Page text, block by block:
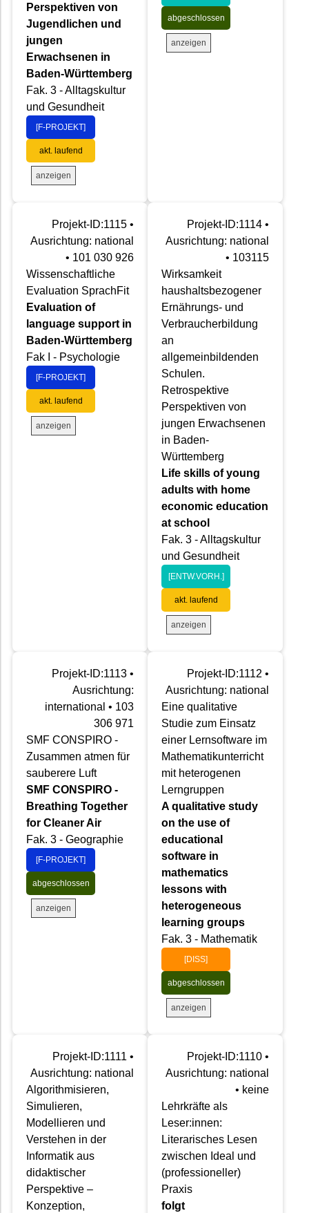
Perspektiven von
Jugendlichen und
jungen
Erwachsenen in
Baden-Württemberg
Fak. 3 - Alltagskultur
und Gesundheit
[F-PROJEKT]
akt. laufend
anzeigen
abgeschlossen
anzeigen
Projekt-ID:1115 •
Ausrichtung: national
• 101 030 926
Wissenschaftliche
Evaluation SprachFit
Evaluation of
language support in
Baden-Württemberg
Fak I - Psychologie
[F-PROJEKT]
akt. laufend
anzeigen
Projekt-ID:1114 •
Ausrichtung: national
• 103115
Wirksamkeit
haushaltsbezogener
Ernährungs- und
Verbraucherbildung
an
allgemeinbildenden
Schulen.
Retrospektive
Perspektiven von
jungen Erwachsenen
in Baden-
Württemberg
Life skills of young
adults with home
economic education
at school
Fak. 3 - Alltagskultur
und Gesundheit
[ENTW.VORH.]
akt. laufend
anzeigen
Projekt-ID:1113 •
Ausrichtung:
international • 103
306 971
SMF CONSPIRO -
Zusammen atmen für
sauberere Luft
SMF CONSPIRO -
Breathing Together
for Cleaner Air
Fak. 3 - Geographie
[F-PROJEKT]
abgeschlossen
anzeigen
Projekt-ID:1112 •
Ausrichtung: national
Eine qualitative
Studie zum Einsatz
einer Lernsoftware im
Mathematikunterricht
mit heterogenen
Lerngruppen
A qualitative study
on the use of
educational
software in
mathematics
lessons with
heterogeneous
learning groups
Fak. 3 - Mathematik
[DISS]
abgeschlossen
anzeigen
Projekt-ID:1111 •
Ausrichtung: national
Algorithmisieren,
Simulieren,
Modellieren und
Verstehen in der
Informatik aus
didaktischer
Perspektive –
Konzeption,
Projekt-ID:1110 •
Ausrichtung: national
• keine
Lehrkräfte als
Leser:innen:
Literarisches Lesen
zwischen Ideal und
(professioneller)
Praxis
folgt